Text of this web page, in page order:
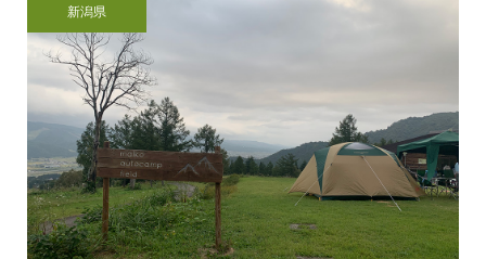
新潟県